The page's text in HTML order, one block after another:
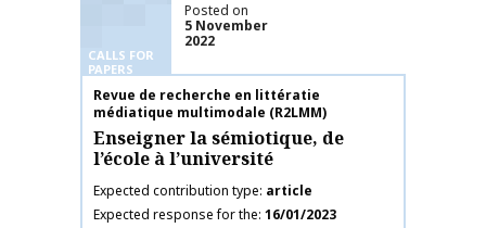
CALLS FOR
PAPERS
Posted on
5 November
2022
Publication name
Revue de recherche en littératie
médiatique multimodale (R2LMM)
Enseigner la sémiotique, de
l’école à l’université
Expected contribution type article
Expected response for the 16/01/2023